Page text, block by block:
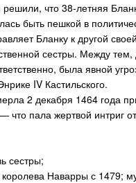
что 38-летняя
быть пешкой в
Бланку к другой
сестры. Между тем,
была явной
IV Кастильского.
2 декабря 1464 года
что пала жертвой интриг
сестры;
Наварры с 1479;